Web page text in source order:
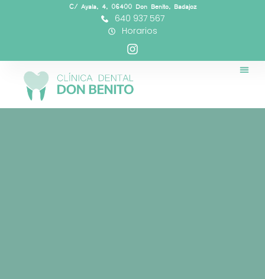
C/ Ayala, 4, 06400 Don Benito, Badajoz
640 937 567
Horarios